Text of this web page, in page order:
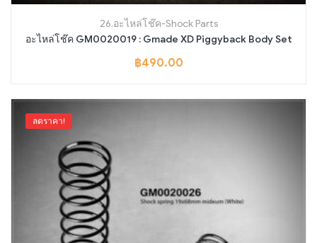
26.อะไหล่โช๊ค-Shock Parts
อะไหล่โช๊ค GM0020019 : Gmade XD Piggyback Body Set
฿490.00
ลดราคา!